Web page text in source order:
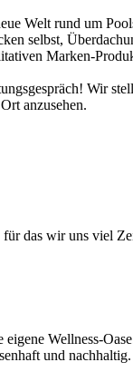
Welt rund um
selbst,
Marken-
Wir
anzusehen.
das wir uns viel
Wellness-
und